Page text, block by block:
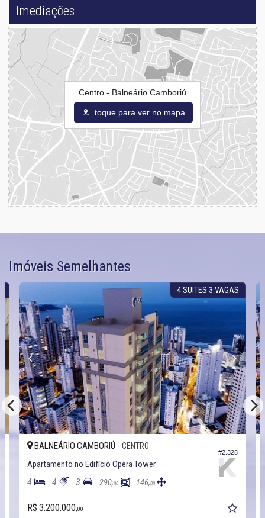
Imediações
Centro - Balneário Camboriú
toque para ver no mapa
Imóveis Semelhantes
4 SUITES 3 VAGAS
#2.328
BALNEÁRIO CAMBORIÚ - CENTRO
Apartamento no Edifício Opera Tower
4 4 3 290,00 146,00
R$ 3.200.000,00